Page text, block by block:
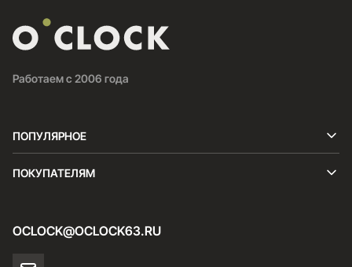
Работаем с 2006 года
ПОПУЛЯРНОЕ
ПОКУПАТЕЛЯМ
OCLOCK@OCLOCK63.RU